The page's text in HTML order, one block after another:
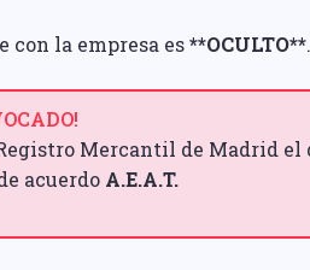
con la empresa es**OCULTO**.
Mercantil de Madrid el
acuerdo A.E.A.T.